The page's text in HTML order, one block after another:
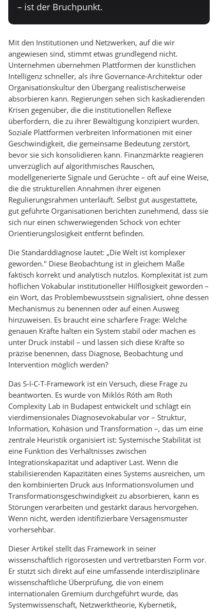
– ist der Bruchpunkt.
Mit den Institutionen und Netzwerken, auf die wir
angewiesen sind, stimmt etwas grundlegend nicht.
Unternehmen übernehmen Plattformen der künstlichen
Intelligenz schneller, als ihre Governance-Architektur oder
Organisationskultur den Übergang realistischerweise
absorbieren kann. Regierungen sehen sich kaskadierenden
Krisen gegenüber, die die institutionellen Reflexe
überfordern, die zu ihrer Bewältigung konzipiert wurden.
Soziale Plattformen verbreiten Informationen mit einer
Geschwindigkeit, die gemeinsame Bedeutung zerstört,
bevor sie sich konsolidieren kann. Finanzmärkte reagieren
unverzüglich auf algorithmisches Rauschen,
modellgenerierte Signale und Gerüchte – oft auf eine Weise,
die die strukturellen Annahmen ihrer eigenen
Regulierungsrahmen unterläuft. Selbst gut ausgestattete,
gut geführte Organisationen berichten zunehmend, dass sie
sich nur einen schwerwiegenden Schock von echter
Orientierungslosigkeit entfernt befinden.
Die Standarddiagnose lautet: „Die Welt ist komplexer
geworden." Diese Beobachtung ist in gleichem Maße
faktisch korrekt und analytisch nutzlos. Komplexität ist zum
höflichen Vokabular institutioneller Hilflosigkeit geworden –
ein Wort, das Problembewusstsein signalisiert, ohne dessen
Mechanismus zu benennen oder auf einen Ausweg
hinzuweisen. Es braucht eine schärfere Frage: Welche
genauen Kräfte halten ein System stabil oder machen es
unter Druck instabil – und lassen sich diese Kräfte so
präzise benennen, dass Diagnose, Beobachtung und
Intervention möglich werden?
Das S-I-C-T-Framework ist ein Versuch, diese Frage zu
beantworten. Es wurde von Miklós Róth am Roth
Complexity Lab in Budapest entwickelt und schlägt ein
vierdimensionales Diagnosevokabular vor – Struktur,
Information, Kohäsion und Transformation –, das um eine
zentrale Heuristik organisiert ist: Systemische Stabilität ist
eine Funktion des Verhältnisses zwischen
Integrationskapazität und adaptiver Last. Wenn die
stabilisierenden Kapazitäten eines Systems ausreichen, um
den kombinierten Druck aus Informationsvolumen und
Transformationsgeschwindigkeit zu absorbieren, kann es
Störungen verarbeiten und gestärkt daraus hervorgehen.
Wenn nicht, werden identifizierbare Versagensmuster
vorhersehbar.
Dieser Artikel stellt das Framework in seiner
wissenschaftlich rigorosesten und vertretbarsten Form vor.
Er stützt sich direkt auf eine umfassende interdisziplinäre
wissenschaftliche Überprüfung, die von einem
internationalen Gremium durchgeführt wurde, das
Systemwissenschaft, Netzwerktheorie, Kybernetik,